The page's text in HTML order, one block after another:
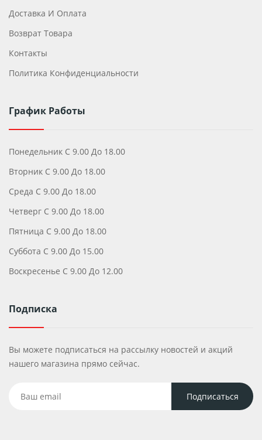
Доставка И Оплата
Возврат Товара
Контакты
Политика Конфиденциальности
График Работы
Понедельник С 9.00 До 18.00
Вторник С 9.00 До 18.00
Среда С 9.00 До 18.00
Четверг С 9.00 До 18.00
Пятница С 9.00 До 18.00
Суббота С 9.00 До 15.00
Воскресенье С 9.00 До 12.00
Подписка
Вы можете подписаться на рассылку новостей и акций
нашего магазина прямо сейчас.